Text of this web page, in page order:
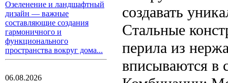
Озеленение и ландшафтный
дизайн — важные
составляющие создания
гармоничного и
функционального
пространства вокруг дома...
06.08.2026
создавать
Стальные
перила из
вписываются в